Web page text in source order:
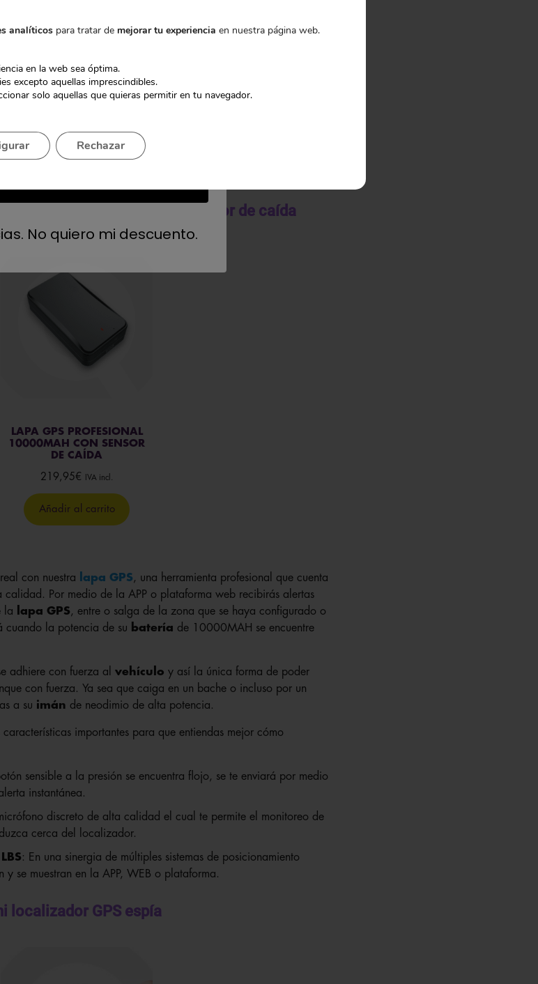
batería de 10000MAH y sensor de caída
LAPA GPS PROFESIONAL
10000MAH CON SENSOR
DE CAÍDA
219,95€ IVA incl.
Añadir al carrito
con nuestra lapa GPS, una herramienta profesional que cuenta
Por medio de la APP o plataforma web recibirás alertas
la
lapa GPS, entre o salga de la zona que se haya configurado o
cuando la potencia de su
batería de 10000MAH se encuentre
adhiere con fuerza al vehículo y así la única forma de poder
con fuerza. Ya sea que caiga en un bache o incluso por un
a su imán de neodimio de alta potencia.
importantes para que entiendas mejor cómo
sensible a la presión se encuentra flojo, se te enviará por medio
instantánea.
discreto de alta calidad el cual te permite el monitoreo de
cerca del localizador.
: En una sinergia de múltiples sistemas de posicionamiento
y se muestran en la APP, WEB o plataforma.
localizador GPS espía
analíticos para tratar de mejorar tu experiencia en nuestra página web.
en la web sea óptima.
excepto aquellas imprescindibles.
solo aquellas que quieras permitir en tu navegador.
Rechazar
interesa más:
DISCRETAS
OCULTAS
No quiero mi descuento.